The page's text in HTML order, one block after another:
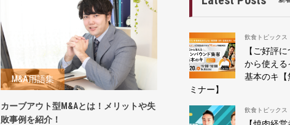
M&A用語集
カーブアウト型M&Aとは！メリットや失
敗事例を紹介！
飲食トピックス
【ご好評
から使える
基本のキ【
ミナー】
飲食トピックス